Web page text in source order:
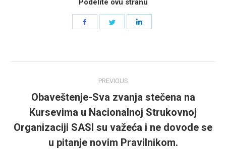
Podelite ovu stranu
Share
navigation
PREVIOUS
Previous
post:
Obaveštenje-Sva zvanja stečena na
Kursevima u Nacionalnoj Strukovnoj
Organizaciji SASI su važeća i ne dovode se
u pitanje novim Pravilnikom.